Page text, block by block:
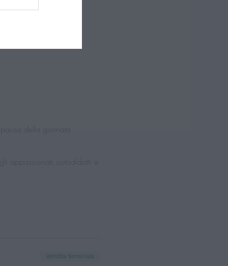
della giornata
appassionati autodidatti e